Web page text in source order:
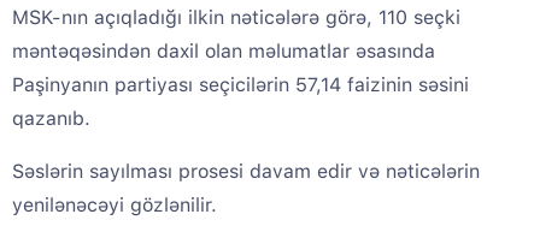
MSK-nın açıqladığı ilkin nəticələrə görə, 110 seçki
məntəqəsindən daxil olan məlumatlar əsasında
Paşinyanın partiyası seçicilərin 57,14 faizinin səsini
qazanıb.
Səslərin sayılması prosesi davam edir və nəticələrin
yenilənəcəyi gözlənilir.